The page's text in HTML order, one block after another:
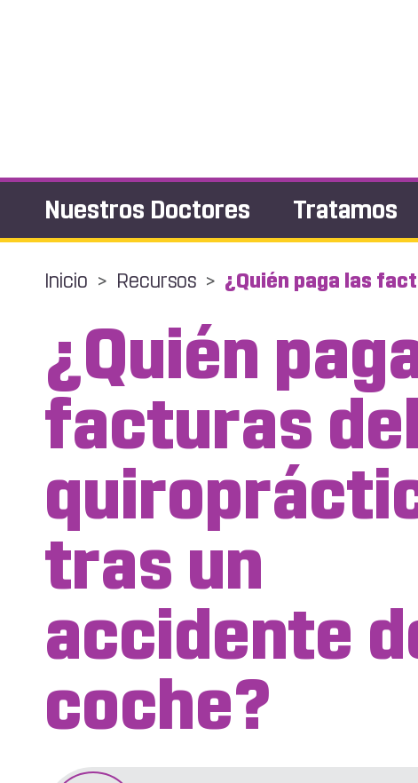
Nuestros Doctores Tratamos
Inicio > Recursos > ¿Quién paga las
¿Quién
facturas del
tras un
accidente
coche?